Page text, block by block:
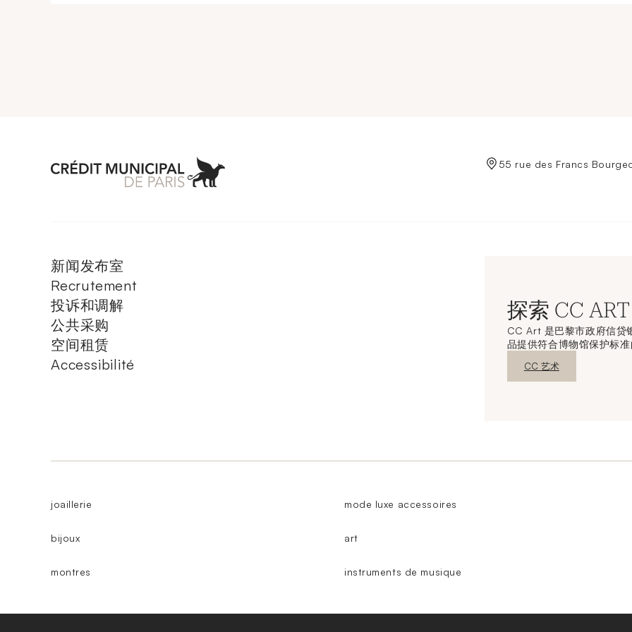
Aller à l'accueil de Crédit Municipal de Paris 55 rue des Francs
新闻发布室
Recrutement
投诉和调解
公共采购
空间租赁
Accessibilité
探索 CC ART
CC Art 是巴黎市政府信贷
品提供符合博物馆保护标
新窗口发现
CC 艺术
joaillerie
bijoux
montres
mode luxe accessoires
art
instruments de musique